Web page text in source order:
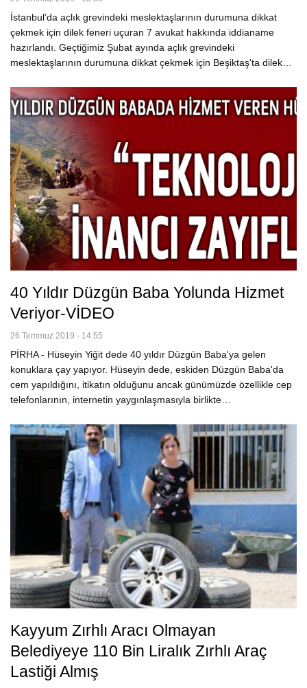
İstanbul’da açlık grevindeki meslektaşlarının durumuna dikkat
çekmek için dilek feneri uçuran 7 avukat hakkında iddianame
hazırlandı. Geçtiğimiz Şubat ayında açlık grevindeki
meslektaşlarının durumuna dikkat çekmek için Beşiktaş'ta dilek…
40 Yıldır Düzgün Baba Yolunda Hizmet
Veriyor-VİDEO
26 Temmuz 2019 - 14:55
PİRHA - Hüseyin Yiğit dede 40 yıldır Düzgün Baba'ya gelen
konuklara çay yapıyor. Hüseyin dede, eskiden Düzgün Baba'da
cem yapıldığını, itikatın olduğunu ancak günümüzde özellikle cep
telefonlarının, internetin yaygınlaşmasıyla birlikte…
Kayyum Zırhlı Aracı Olmayan
Belediyeye 110 Bin Liralık Zırhlı Araç
Lastiği Almış